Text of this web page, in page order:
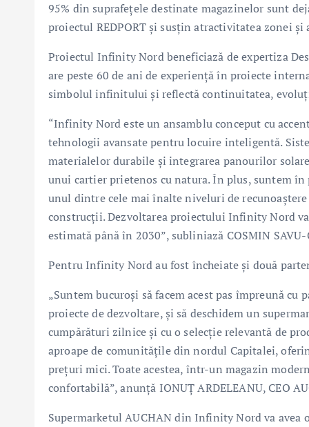
95% din suprafețele destinate magazinelor sunt
proiectul REDPORT și susțin atractivitatea zonei și
Proiectul Infinity Nord beneficiază de expertiza
are peste 60 de ani de experiență în proiecte
simbolul infinitului și reflectă continuitatea,
“Infinity Nord este un ansamblu conceput cu
tehnologii avansate pentru locuire inteligentă.
materialelor durabile și integrarea panourilor
unui cartier prietenos cu natura. În plus, suntem în
unul dintre cele mai înalte niveluri de
construcții. Dezvoltarea proiectului Infinity Nord
estimată până în 2030”, subliniază COSMIN SAVU-
Pentru Infinity Nord au fost încheiate și două
„Suntem bucuroși să facem acest pas împreună
proiecte de dezvoltare, și să deschidem un
cumpărături zilnice și cu o selecție relevantă de
aproape de comunitățile din nordul Capitalei,
prețuri mici. Toate acestea, într-un magazin
confortabilă”, anunță IONUȚ ARDELEANU, CEO
Supermarketul AUCHAN din Infinity Nord va